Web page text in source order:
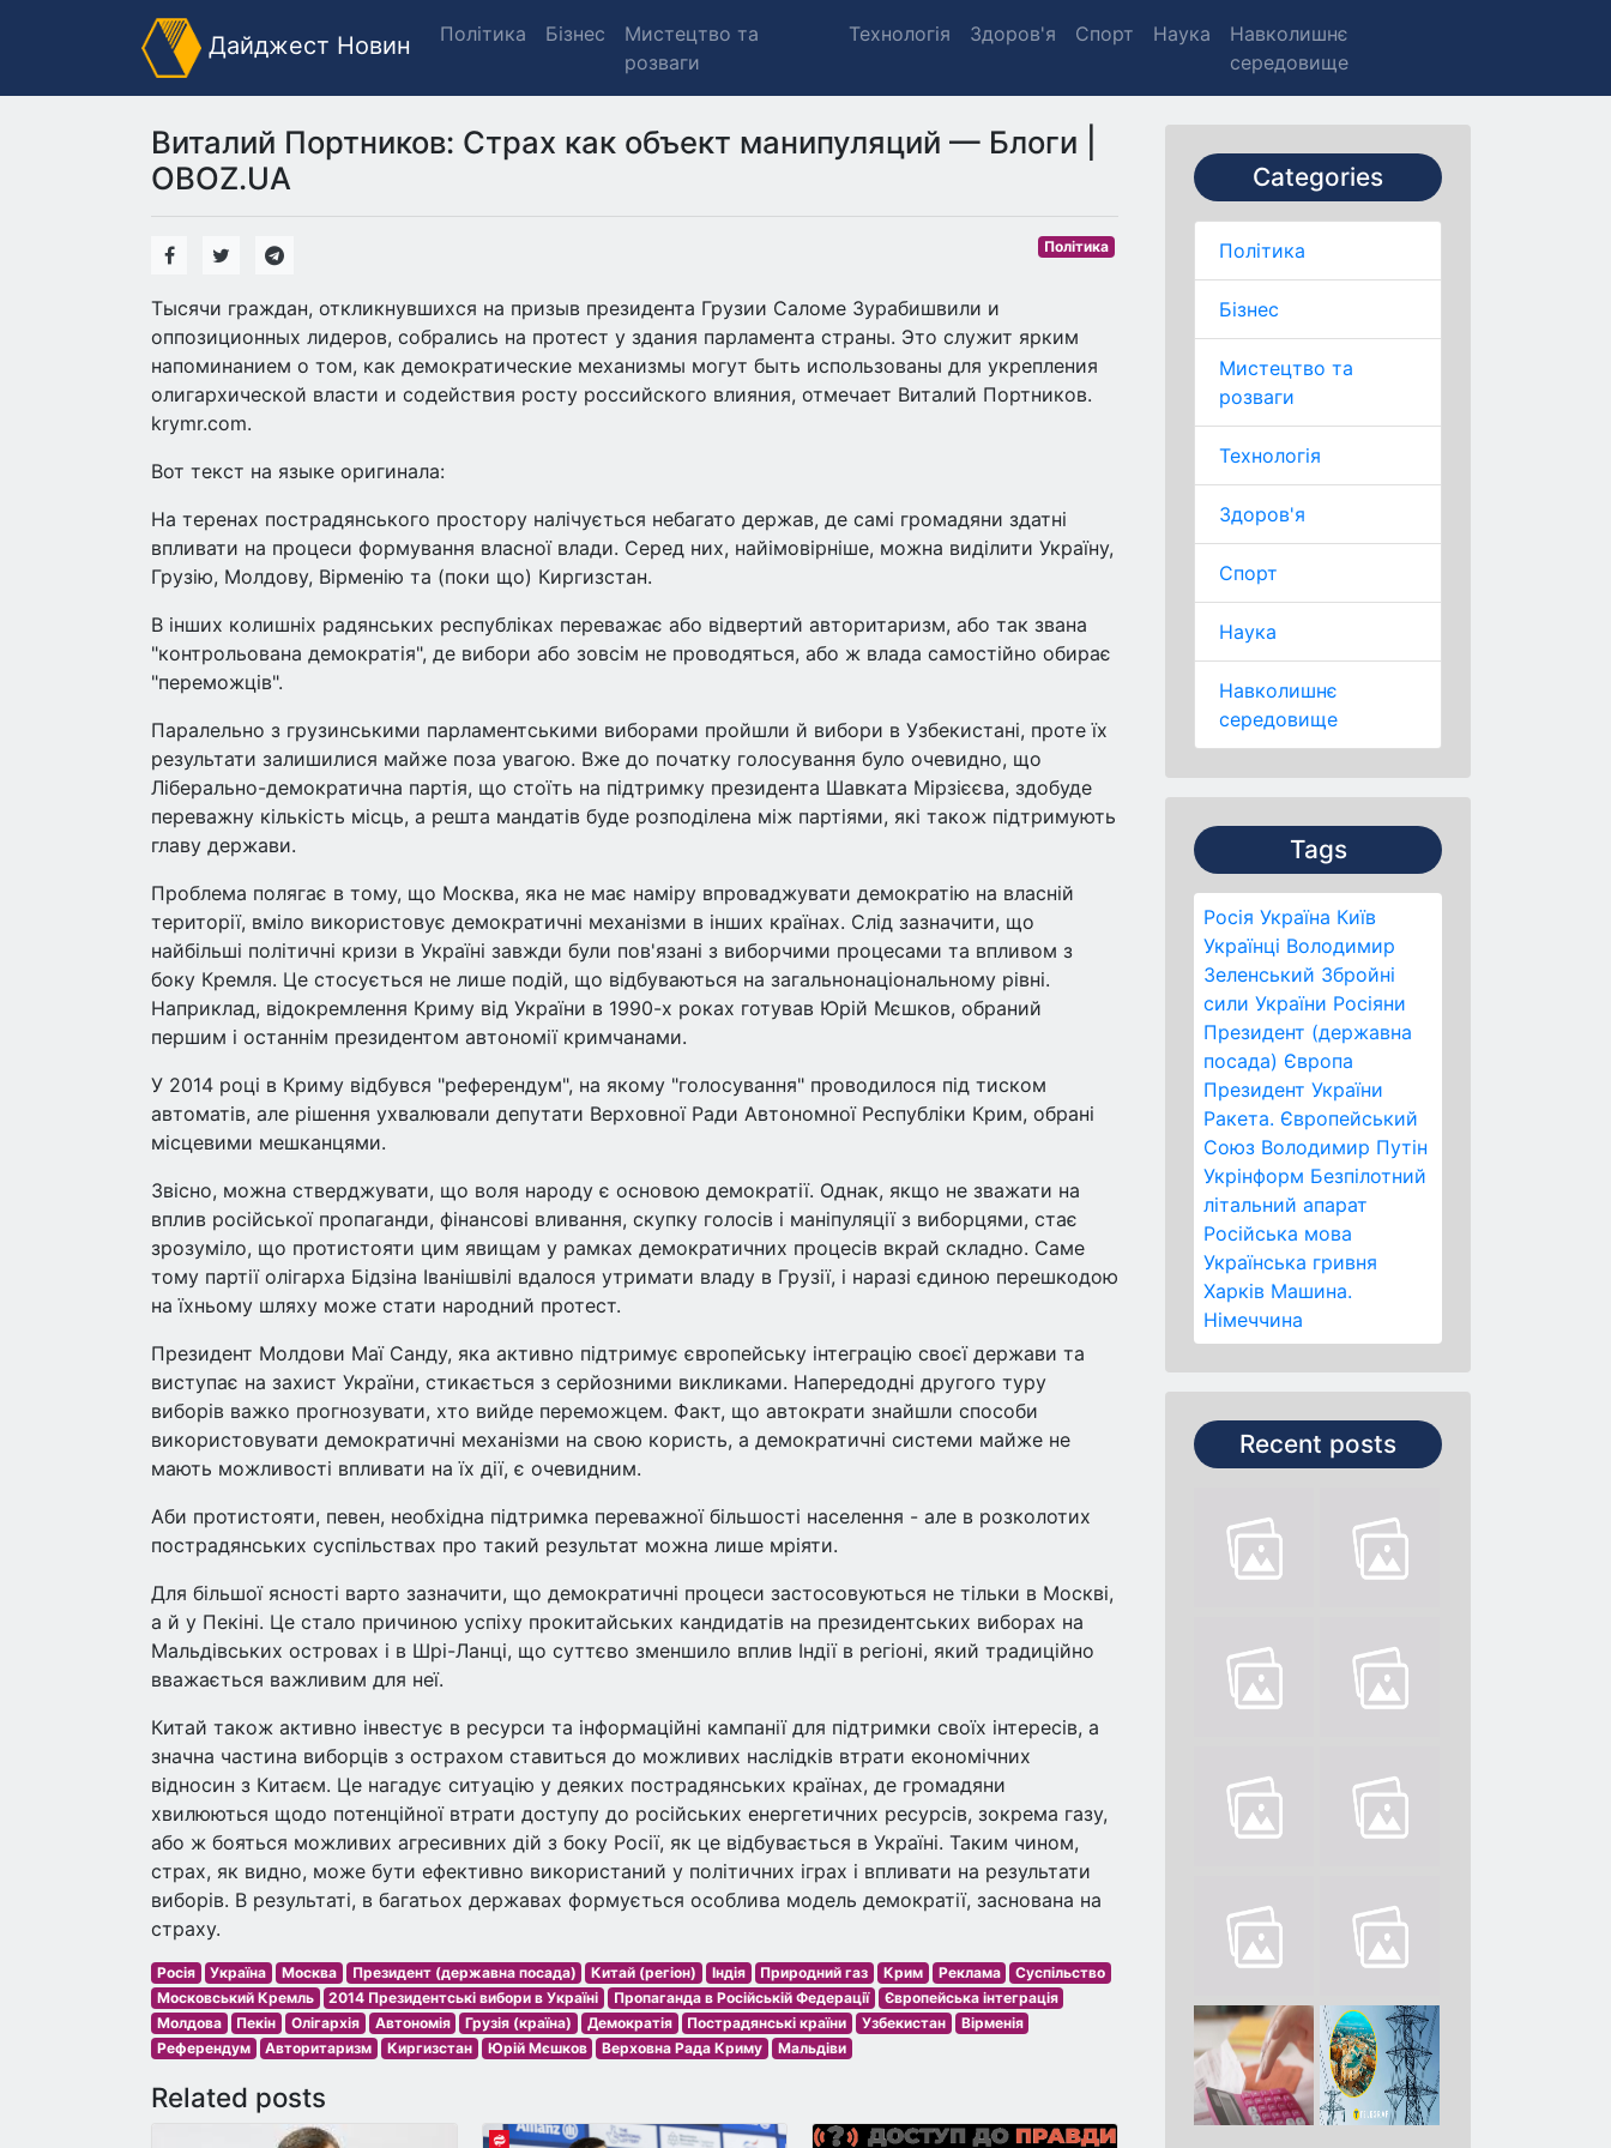
Дайджест Новин Політика Бізнес
Мистецтво та
розваги
Технологія Здоров'я Спорт Наука
Навколишнє
середовище
Categories
Політика
Бізнес
Мистецтво та
розваги
Технологія
Здоров'я
Спорт
Наука
Навколишнє
середовище
Tags
Росія Україна Київ
Українці Володимир
Зеленський Збройні
сили України Росіяни
Президент (державна
посада) Європа
Президент України
Ракета. Європейський
Союз Володимир Путін
Укрінформ Безпілотний
літальний апарат
Російська мова
Українська гривня
Харків Машина.
Німеччина
Recent posts
Виталий Портников: Страх как объект манипуляций — Блоги |
OBOZ.UA
Політика
Тысячи граждан, откликнувшихся на призыв президента Грузии Саломе Зурабишвили и
оппозиционных лидеров, собрались на протест у здания парламента страны. Это служит ярким
напоминанием о том, как демократические механизмы могут быть использованы для укрепления
олигархической власти и содействия росту российского влияния, отмечает Виталий Портников.
krymr.com.
Вот текст на языке оригинала:
На теренах пострадянського простору налічується небагато держав, де самі громадяни здатні
впливати на процеси формування власної влади. Серед них, найімовірніше, можна виділити Україну,
Грузію, Молдову, Вірменію та (поки що) Киргизстан.
В інших колишніх радянських республіках переважає або відвертий авторитаризм, або так звана
"контрольована демократія", де вибори або зовсім не проводяться, або ж влада самостійно обирає
"переможців".
Паралельно з грузинськими парламентськими виборами пройшли й вибори в Узбекистані, проте їх
результати залишилися майже поза увагою. Вже до початку голосування було очевидно, що
Ліберально-демократична партія, що стоїть на підтримку президента Шавката Мірзієєва, здобуде
переважну кількість місць, а решта мандатів буде розподілена між партіями, які також підтримують
главу держави.
Проблема полягає в тому, що Москва, яка не має наміру впроваджувати демократію на власній
території, вміло використовує демократичні механізми в інших країнах. Слід зазначити, що
найбільші політичні кризи в Україні завжди були пов'язані з виборчими процесами та впливом з
боку Кремля. Це стосується не лише подій, що відбуваються на загальнонаціональному рівні.
Наприклад, відокремлення Криму від України в 1990-х роках готував Юрій Мєшков, обраний
першим і останнім президентом автономії кримчанами.
У 2014 році в Криму відбувся "референдум", на якому "голосування" проводилося під тиском
автоматів, але рішення ухвалювали депутати Верховної Ради Автономної Республіки Крим, обрані
місцевими мешканцями.
Звісно, можна стверджувати, що воля народу є основою демократії. Однак, якщо не зважати на
вплив російської пропаганди, фінансові вливання, скупку голосів і маніпуляції з виборцями, стає
зрозуміло, що протистояти цим явищам у рамках демократичних процесів вкрай складно. Саме
тому партії олігарха Бідзіна Іванішвілі вдалося утримати владу в Грузії, і наразі єдиною перешкодою
на їхньому шляху може стати народний протест.
Президент Молдови Маї Санду, яка активно підтримує європейську інтеграцію своєї держави та
виступає на захист України, стикається з серйозними викликами. Напередодні другого туру
виборів важко прогнозувати, хто вийде переможцем. Факт, що автократи знайшли способи
використовувати демократичні механізми на свою користь, а демократичні системи майже не
мають можливості впливати на їх дії, є очевидним.
Аби протистояти, певен, необхідна підтримка переважної більшості населення - але в розколотих
пострадянських суспільствах про такий результат можна лише мріяти.
Для більшої ясності варто зазначити, що демократичні процеси застосовуються не тільки в Москві,
а й у Пекіні. Це стало причиною успіху прокитайських кандидатів на президентських виборах на
Мальдівських островах і в Шрі-Ланці, що суттєво зменшило вплив Індії в регіоні, який традиційно
вважається важливим для неї.
Китай також активно інвестує в ресурси та інформаційні кампанії для підтримки своїх інтересів, а
значна частина виборців з острахом ставиться до можливих наслідків втрати економічних
відносин з Китаєм. Це нагадує ситуацію у деяких пострадянських країнах, де громадяни
хвилюються щодо потенційної втрати доступу до російських енергетичних ресурсів, зокрема газу,
або ж бояться можливих агресивних дій з боку Росії, як це відбувається в Україні. Таким чином,
страх, як видно, може бути ефективно використаний у політичних іграх і впливати на результати
виборів. В результаті, в багатьох державах формується особлива модель демократії, заснована на
страху.
Росія Україна Москва Президент (державна посада) Китай (регіон) Індія Природний газ Крим Реклама
Суспільство
Московський Кремль
2014 Президентські вибори в Україні Пропаганда в Російській Федерації
Європейська інтеграція
Молдова
Пекін Олігархія Автономія Грузія (країна) Демократія Пострадянські країни Узбекистан
Вірменія
Референдум
Авторитаризм Киргизстан Юрій Мєшков Верховна Рада Криму Мальдіви
Related posts